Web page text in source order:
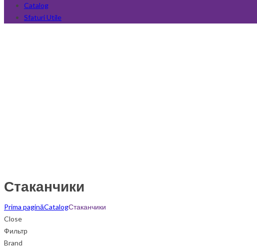
Catalog
Sfaturi Utile
Стаканчики
Prima paginăCatalogСтаканчики
Close
Фильтр
Brand